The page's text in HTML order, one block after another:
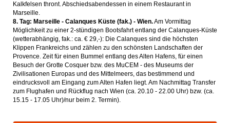
Kalkfelsen thront. Abschiedsabendessen in einem Restaurant in
Marseille.
8. Tag: Marseille - Calanques Küste (fak.) - Wien.Am Vormittag
Möglichkeit zu einer 2-stündigen Bootsfahrt entlang der Calanques-Küste
(wetterabhängig, fak.: ca. € 29,-): Die Calanques sind die höchsten
Klippen Frankreichs und zählen zu den schönsten Landschaften der
Provence. Zeit für einen Bummel entlang des Alten Hafens, für einen
Besuch der Grotte Cosquer bzw. des MuCEM - des Museums der
Zivilisationen Europas und des Mittelmeers, das bestimmend und
eindrucksvoll am Eingang zum Alten Hafen liegt. Am Nachmittag Transfer
zum Flughafen und Rückflug nach Wien (ca. 20.10 - 22.00 Uhr) bzw. (ca.
15.15 - 17.05 Uhr)/nur beim 2. Termin).